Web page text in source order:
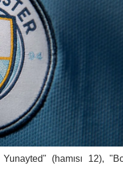
(hamısı 12),